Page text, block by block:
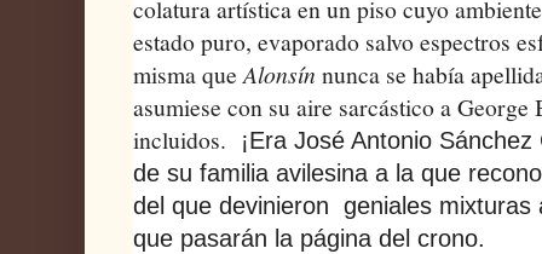
colatura artística en un piso cuyo
estado puro, evaporado salvo espectros
misma queAlonsín nunca se había
asumiese con su aire sarcástico a George
incluidos.
¡Era José Antonio
de su familia avilesina a la que
del que devinieron geniales mixturas
que pasarán la página del crono.